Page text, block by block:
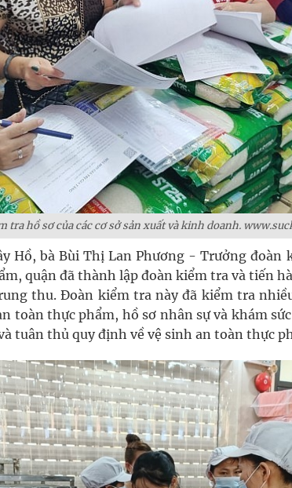
tra hồ sơ của các cơ sở sản xuất và kinh doanh.
Hồ, bà Bùi Thị Lan Phương - Trưởng đoàn
quận đã thành lập đoàn kiểm tra và tiến
thu. Đoàn kiểm tra này đã kiểm tra
toàn thực phẩm, hồ sơ nhân sự và khám
tuân thủ quy định về vệ sinh an toàn thực